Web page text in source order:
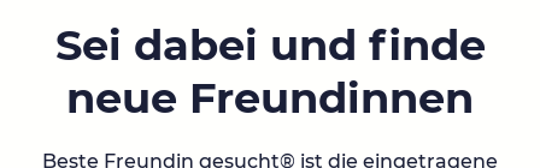
Sei dabei und finde
neue Freundinnen
Beste Freundin gesucht® ist die eingetragene